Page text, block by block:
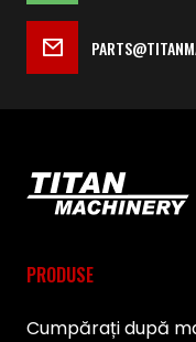
PRODUSE
Cumpărați după